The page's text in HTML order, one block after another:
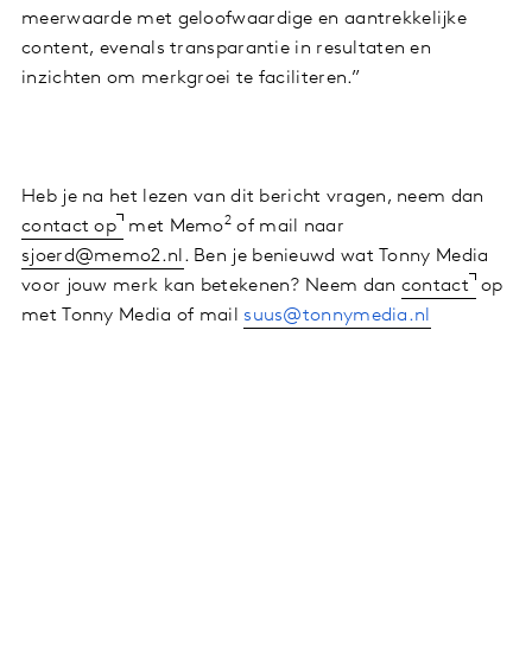
meerwaarde met geloofwaardige en aantrekkelijke
content, evenals transparantie in resultaten en
inzichten om merkgroei te faciliteren.”
Heb je na het lezen van dit bericht vragen, neem dan
contact op
met Memo2 of mail naar
sjoerd@memo2.nl . Ben je benieuwd wat Tonny Media
voor jouw merk kan betekenen? Neem dan contact op
met Tonny Media of mail suus@tonnymedia.nl